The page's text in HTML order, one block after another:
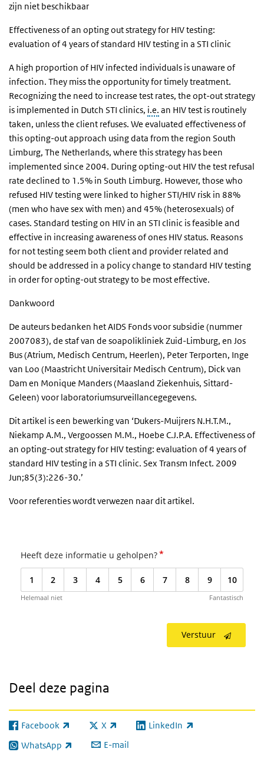
zijn niet beschikbaar
Effectiveness of an opting out strategy for HIV testing:
evaluation of 4 years of standard HIV testing in a STI clinic
A high proportion of HIV infected individuals is unaware of
infection. They miss the opportunity for timely treatment.
Recognizing the need to increase test rates, the opt-out strategy
is implemented in Dutch STI clinics, i.e. an HIV test is routinely
taken, unless the client refuses. We evaluated effectiveness of
this opting-out approach using data from the region South
Limburg, The Netherlands, where this strategy has been
implemented since 2004. During opting-out HIV the test refusal
rate declined to 1.5% in South Limburg. However, those who
refused HIV testing were linked to higher STI/HIV risk in 88%
(men who have sex with men) and 45% (heterosexuals) of
cases. Standard testing on HIV in an STI clinic is feasible and
effective in increasing awareness of ones HIV status. Reasons
for not testing seem both client and provider related and
should be addressed in a policy change to standard HIV testing
in order for opting-out strategy to be most effective.
Dankwoord
De auteurs bedanken het AIDS Fonds voor subsidie (nummer
2007083), de staf van de soapolikliniek Zuid-Limburg, en Jos
Bus (Atrium, Medisch Centrum, Heerlen), Peter Terporten, Inge
van Loo (Maastricht Universitair Medisch Centrum), Dick van
Dam en Monique Manders (Maasland Ziekenhuis, Sittard-
Geleen) voor laboratoriumsurveillancegegevens.
Dit artikel is een bewerking van ‘Dukers-Muijrers N.H.T.M.,
Niekamp A.M., Vergoossen M.M., Hoebe C.J.P.A. Effectiveness of
an opting-out strategy for HIV testing: evaluation of 4 years of
standard HIV testing in a STI clinic. Sex Transm Infect. 2009
Jun;85(3):226-30.’
Voor referenties wordt verwezen naar dit artikel.
Heeft deze informatie u geholpen?*
1 2 3 4 5 6 7 8 9 10
Helemaal niet Fantastisch
Verstuur
Deel deze pagina
Facebook
(externe link) X
(externe link) LinkedIn
(externe link)
WhatsApp
(externe link) E-mail